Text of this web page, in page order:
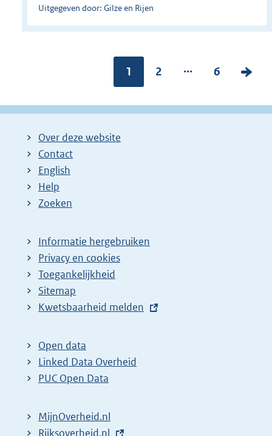
Uitgegeven door: Gilze en Rijen
Pagina:
1
P
g
2 ...
P
g
6
V
l
Over deze website
Contact
English
Help
Zoeken
Informatie hergebruiken
Privacy en cookies
Toegankelijkheid
Sitemap
E
t
e
r
l
Kwetsbaarheid melden
Open data
Linked Data Overheid
PUC Open Data
MijnOverheid.nl
E
Rijksoverheid.nl